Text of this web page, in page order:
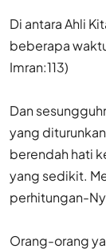
Di antara Ahli
beberapa
Imran:113)
Dan
yang
berendah hati
yang sedikit.
perhitungan-
Orang-orang